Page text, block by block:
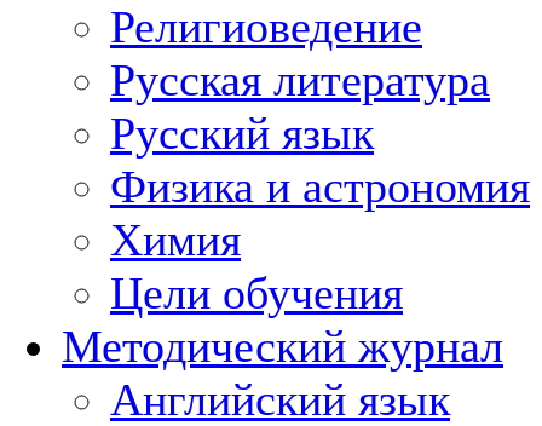
Религиоведение
Русская литература
Русский язык
Физика и астрономия
Химия
Цели обучения
Методический журнал
Английский язык